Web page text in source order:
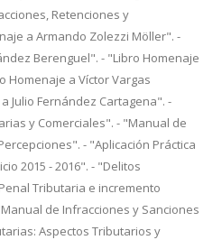
Retenciones y
a Armando Zolezzi Möller". -
Berenguel". - "Libro Homenaje
Homenaje a Víctor Vargas
Julio Fernández Cartagena". -
y Comerciales". - "Manual de
- "Aplicación Práctica
2015 - 2016". - "Delitos
Tributaria e incremento
de Infracciones y Sanciones
Aspectos Tributarios y